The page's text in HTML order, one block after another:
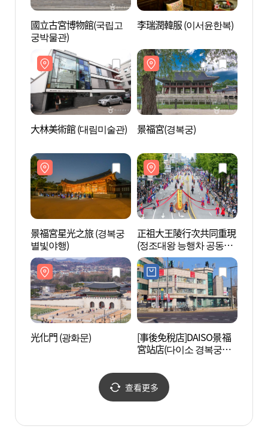
國立古宮博物館(국립고
궁박물관)
李瑞潤韓服 (이서윤한복)
大林美術館 (대림미술관) 景福宮(경복궁)
景福宮星光之旅 (경복궁
별빛야행)
正祖大王陵行次共同重現
(정조대왕 능행차 공동재
현)
光化門 (광화문)
[事後免稅店]DAISO景福
宮站店(다이소 경복궁역
查看更多